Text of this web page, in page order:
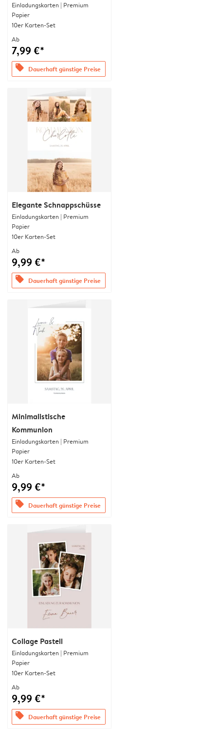
Einladungskarten | Premium
Papier
10er Karten-Set
Ab
7,99 €*
offers Dauerhaft günstige Preise
Elegante Schnappschüsse
Einladungskarten | Premium
Papier
10er Karten-Set
Ab
9,99 €*
offers Dauerhaft günstige Preise
Minimalistische
Kommunion
Einladungskarten | Premium
Papier
10er Karten-Set
Ab
9,99 €*
offers Dauerhaft günstige Preise
Collage Pastell
Einladungskarten | Premium
Papier
10er Karten-Set
Ab
9,99 €*
offers Dauerhaft günstige Preise